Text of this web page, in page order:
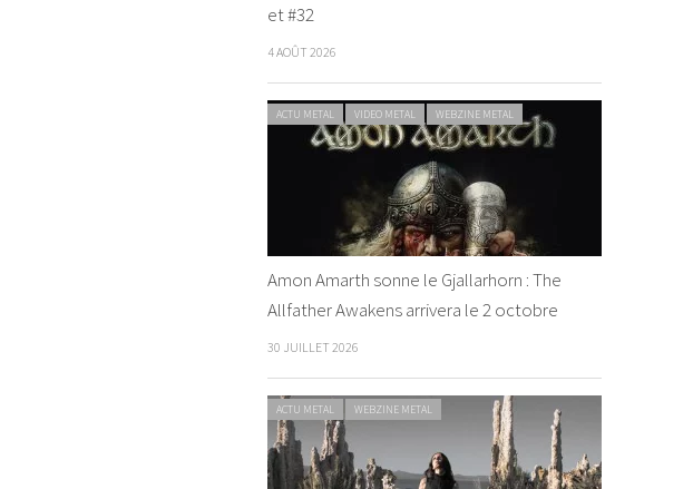
et #32
4 AOÛT 2026
ACTU METAL VIDEO METAL WEBZINE METAL
Amon Amarth sonne le Gjallarhorn : The
Allfather Awakens arrivera le 2 octobre
30 JUILLET 2026
ACTU METAL WEBZINE METAL